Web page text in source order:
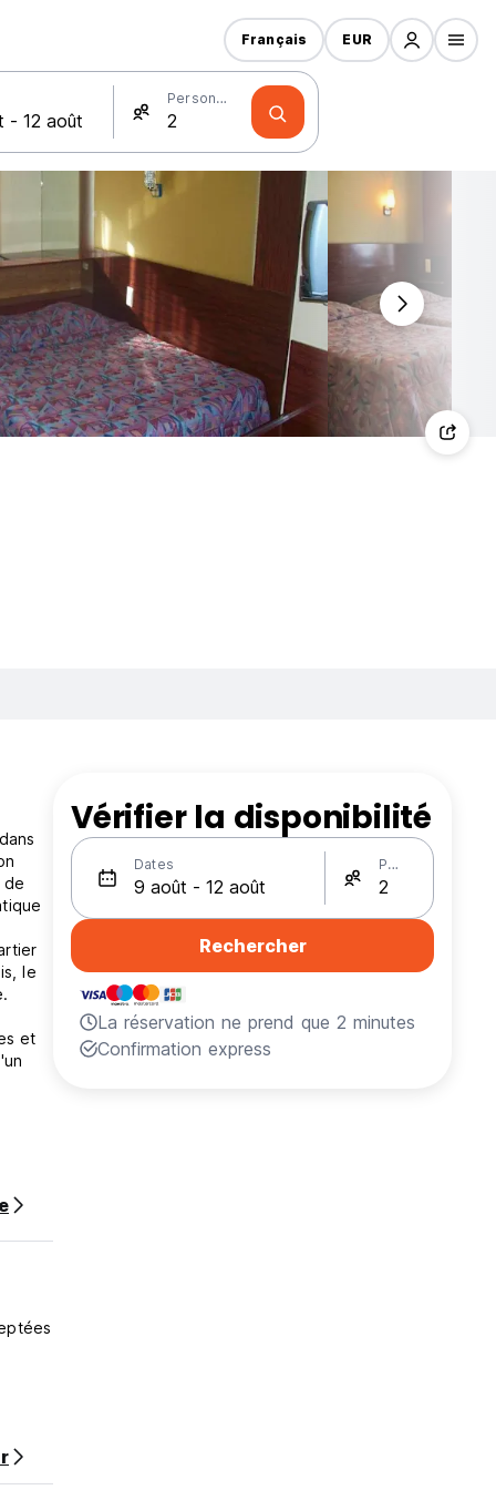
Personnes
Français EUR
de
le
et
Vérifier la disponibilité
Dates Personnes
Rechercher
La réservation ne prend que 2 minutes
Confirmation express